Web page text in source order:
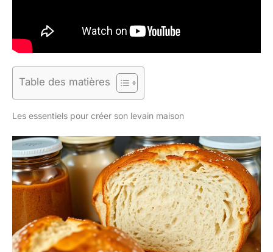
Table des matières
Les essentiels pour créer son levain maison